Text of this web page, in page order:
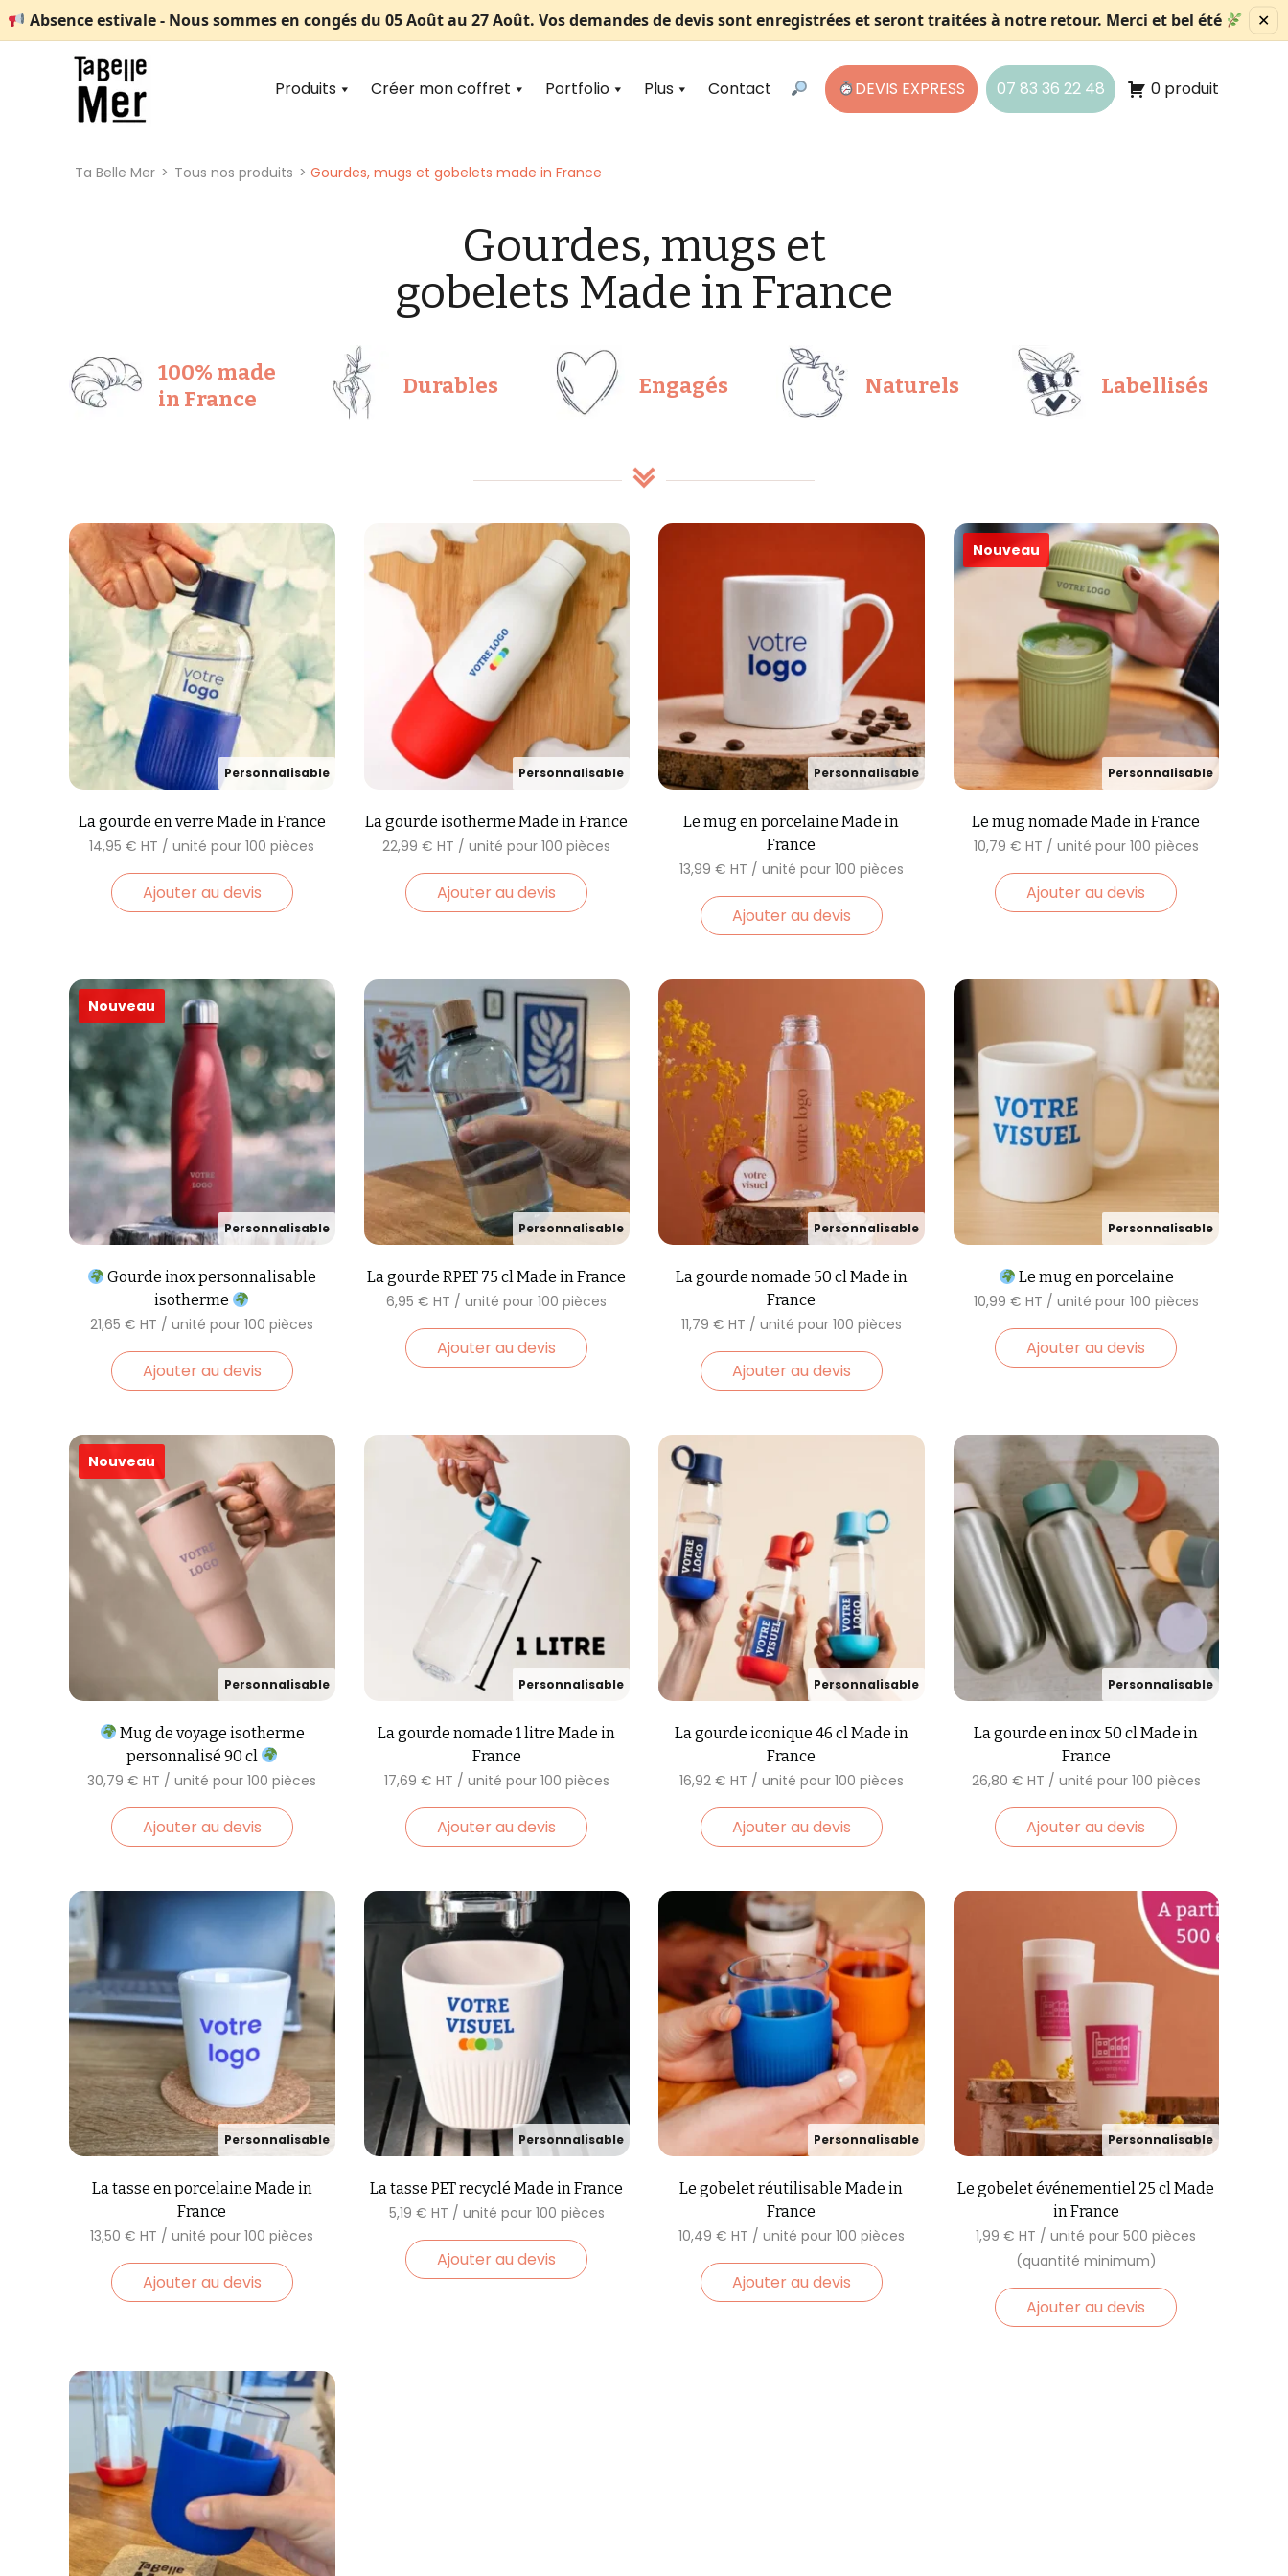
Absence estivale- Nous sommes en congésdu 05 Août au 27 Août. Vos demandes de devis sont enregistrées et seront traitées à notre retour. Merci et bel été ✕
Produits Créer mon coffret Portfolio Plus Contact DEVIS EXPRESS 07 83 36 22 48 0 produit
Ta Belle Mer > Tous nos produits > Gourdes, mugs et gobelets made in France
Gourdes, mugs et
gobelets Made in France
100% made
in France
Durables Engagés Naturels Labellisés
La gourde en verre Made in France
14,95€
Ajouter au devis
La gourde isotherme Made in France
22,99€
Ajouter au devis
Le mug en porcelaine Made in
France
13,99 €
Ajouter au devis
Le mug nomade Made in France
10,79 €
Ajouter au devis
Gourde inox personnalisable
isotherme
21,65€
Ajouter au devis
La gourde RPET 75 cl Made in France
6,95€
Ajouter au devis
La gourde nomade 50 cl Made in
France
11,79 €
Ajouter au devis
Le mug en porcelaine
10,99 €
Ajouter au devis
Mug de voyage isotherme
personnalisé 90 cl
30,79€
Ajouter au devis
La gourde nomade 1 litre Made in
France
17,69 €
Ajouter au devis
La gourde iconique 46 cl Made in
France
16,92 €
Ajouter au devis
La gourde en inox 50 cl Made in
France
26,80 €
Ajouter au devis
La tasse en porcelaine Made in
France
13,50€
Ajouter au devis
La tasse PET recyclé Made in France
5,19 €
Ajouter au devis
Le gobelet réutilisable Made in
France
10,49 €
Ajouter au devis
Le gobelet événementiel 25 cl Made
in France
1,99€
Ajouter au devis